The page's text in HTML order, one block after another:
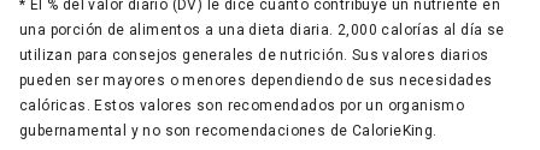
* El % del valor diario (DV) le dice cuánto contribuye un nutriente en
una porción de alimentos a una dieta diaria. 2,000 calorías al día se
utilizan para consejos generales de nutrición. Sus valores diarios
pueden ser mayores o menores dependiendo de sus necesidades
calóricas. Estos valores son recomendados por un organismo
gubernamental y no son recomendaciones de CalorieKing.